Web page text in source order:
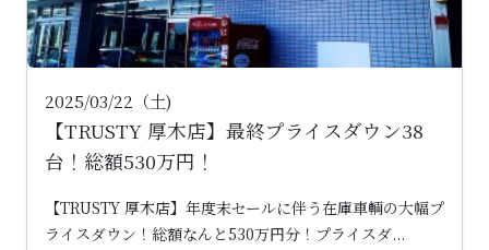
2025/03/22（土)
【TRUSTY 厚木店】最終プライスダウン38
台！総額530万円！
【TRUSTY 厚木店】年度末セールに伴う在庫車輌の大幅プ
ライスダウン！総額なんと530万円分！プライスダ...